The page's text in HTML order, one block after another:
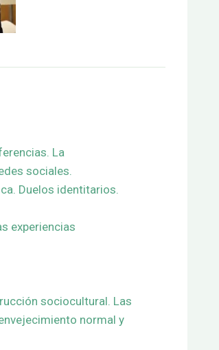
La
sociales.
Duelos identitarios.
experiencias
sociocultural. Las
normal y